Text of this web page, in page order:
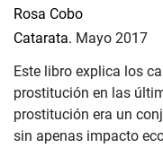
Rosa Cobo
Catarata. Mayo 2017
Este libro explica los
prostitución en las
prostitución era un
sin apenas impacto